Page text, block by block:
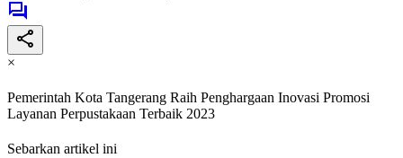
×
Pemerintah Kota Tangerang Raih Penghargaan Inovasi Promosi
Layanan Perpustakaan Terbaik 2023
Sebarkan artikel ini